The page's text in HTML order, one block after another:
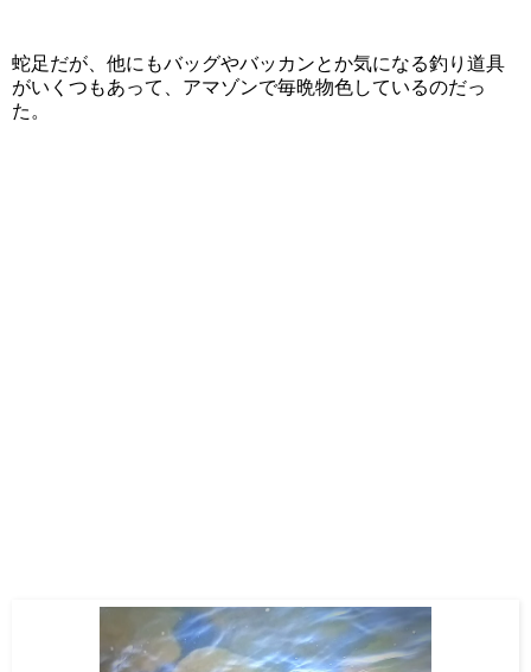
蛇足だが、他にもバッグやバッカンとか気になる釣り道具
がいくつもあって、アマゾンで毎晩物色しているのだっ
た。